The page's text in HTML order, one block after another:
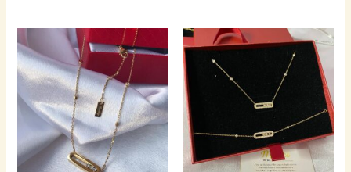
de
prix :
CFA 7.000
à
CFA 17.000
produit
plusieurs
variations.
Les
options
peuvent
Plage
de
prix :
CFA
CFA
Ce
a
Les